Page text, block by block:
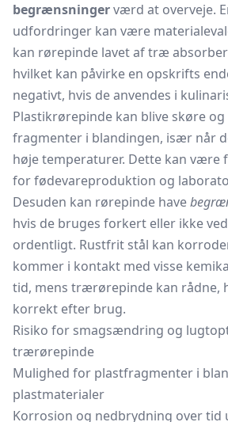
begrænsningerværd at overveje.
udfordringer kan være
kan rørepinde lavet af træ
hvilket kan påvirke en opskrifts
negativt, hvis de anvendes i
Plastikrørepinde kan blive skøre
fragmenter i blandingen, især når
høje temperaturer. Dette kan være
for fødevareproduktion og
Desuden kan rørepinde have
hvis de bruges forkert eller ikke
ordentligt. Rustfrit stål kan
kommer i kontakt med visse
tid, mens trærørepinde kan rådne,
korrekt efter brug.
Risiko for smagsændring og
trærørepinde
Mulighed for plastfragmenter i
plastmaterialer
Korrosion og nedbrydning over